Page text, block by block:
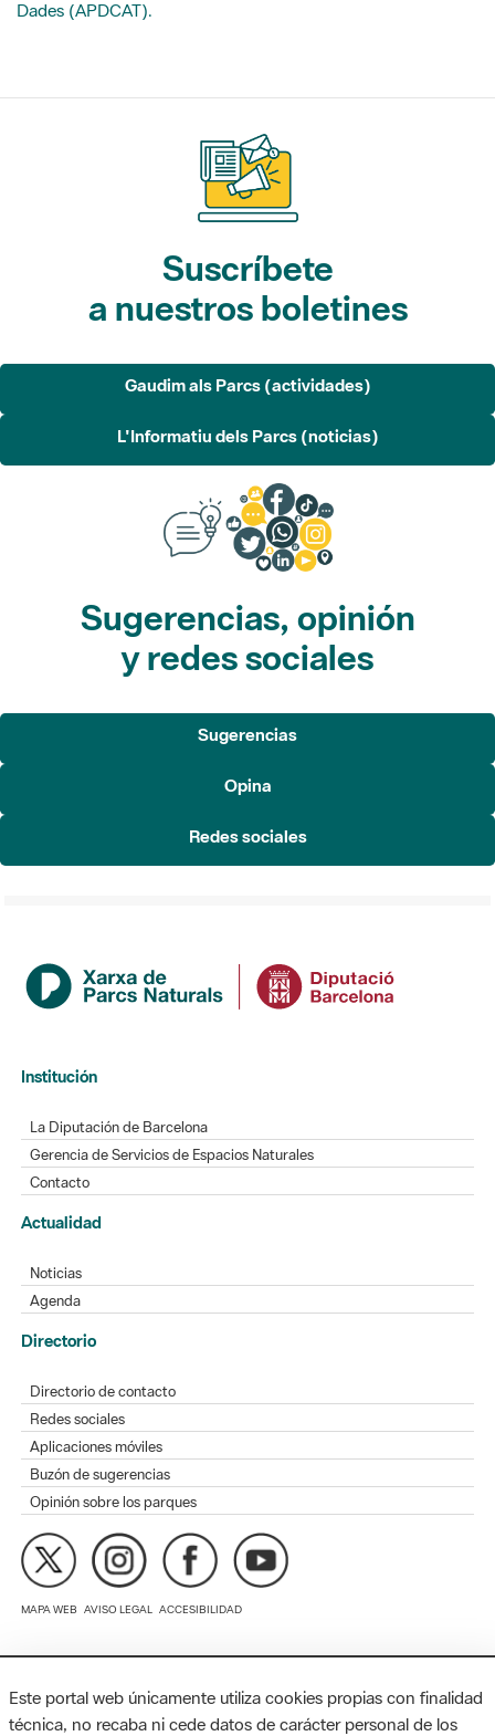
Suscríbete
a nuestros boletines
Gaudim als Parcs (actividades)
Sugerencias, opinión
y redes sociales
Sugerencias
Redes sociales
Institución
Contacto
Actualidad
Noticias
Agenda
Directorio
Directorio de contacto
Redes sociales
Aplicaciones móviles
Opinión sobre los parques
MAPA WEB AVISO LEGAL ACCESIBILIDAD
Diputación de Barcelona. Edifici Llacuna, 1a planta. Badajoz, 49.
08005 Barcelona. Tel. 934 022 428 / xarxaparcs@diba.cat
Este portal web únicamente utiliza cookies propias con finalidad
técnica, no recaba ni cede datos de carácter personal de los